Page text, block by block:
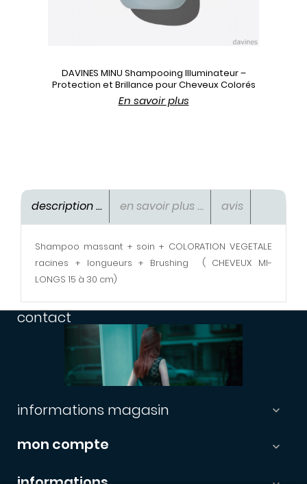
DAVINES MINU Shampooing Illuminateur –
Protection et Brillance pour Cheveux Colorés
En savoir plus
description ... en savoir plus ... avis
Shampoo massant + soin + COLORATION VEGETALE
racines + longueurs + Brushing ( CHEVEUX MI-
LONGS 15 à 30 cm)
contact
informations magasin 
mon compte 